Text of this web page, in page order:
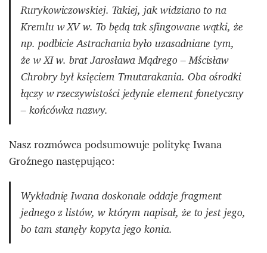
Rurykowiczowskiej. Takiej, jak widziano to na
Kremlu w XV w. To będą tak sfingowane wątki, że
np. podbicie Astrachania było uzasadniane tym,
że w XI w. brat Jarosława Mądrego – Mścisław
Chrobry był księciem Tmutarakania. Oba ośrodki
łączy w rzeczywistości jedynie element fonetyczny
– końcówka nazwy.
Nasz rozmówca podsumowuje politykę Iwana
Groźnego następująco:
Wykładnię Iwana doskonale oddaje fragment
jednego z listów, w którym napisał, że to jest jego,
bo tam stanęły kopyta jego konia.